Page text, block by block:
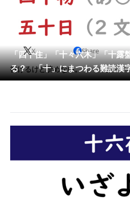
リサ
会員記事
メディア
スマホと通信の最新トレンド
進化するPCとデバイスの未来
好きが集まる 比べて選べる
「四十住」「十々六木」「十露
る？ 「十」にまつわる難読漢
X Share
書けるけど読めない。